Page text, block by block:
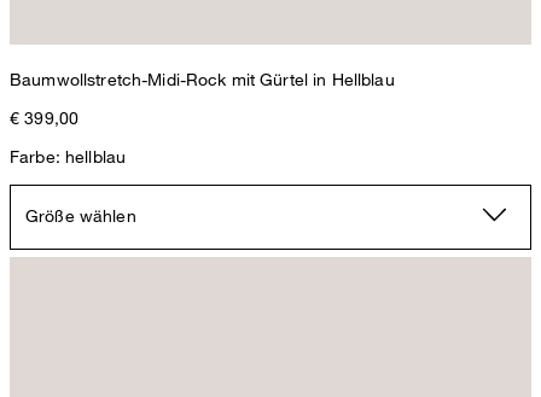
Baumwollstretch-Midi-Rock mit Gürtel in Hellblau
€ 399,00
Farbe: hellblau
Größe wählen